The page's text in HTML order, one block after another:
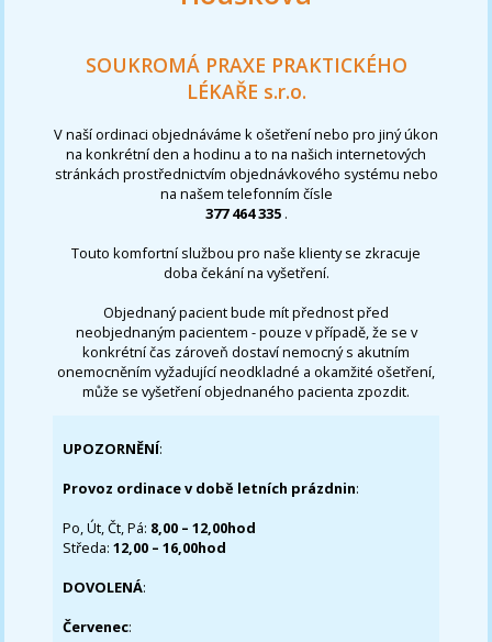
SOUKROMÁ PRAXE PRAKTICKÉHO
LÉKAŘE s.r.o.
V naší ordinaci objednáváme k ošetření nebo pro jiný úkon
na konkrétní den a hodinu a to na našich internetových
stránkách prostřednictvím objednávkového systému nebo
na našem telefonním čísle
377 464 335 .
Touto komfortní službou pro naše klienty se zkracuje
doba čekání na vyšetření.
Objednaný pacient bude mít přednost před
neobjednaným pacientem - pouze v případě, že se v
konkrétní čas zároveň dostaví nemocný s akutním
onemocněním vyžadující neodkladné a okamžité ošetření,
může se vyšetření objednaného pacienta zpozdit.
UPOZORNĚNÍ:
Provoz ordinace v době letních prázdnin:
Po, Út, Čt, Pá: 8,00 – 12,00hod
Středa:12,00 – 16,00hod
DOVOLENÁ:
Červenec: